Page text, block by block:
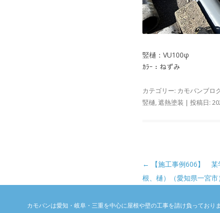
竪樋：VU100φ
ｶﾗｰ：ねずみ
カテゴリー: カモバンブロ
竪樋,遮熱塗装 | 投稿日:
投稿ナビゲーション
←
【施工事例606】 某
根、樋）（愛知県一宮市
カモバンは愛知・岐阜・三重を中心に屋根や壁の工事を請け負っており